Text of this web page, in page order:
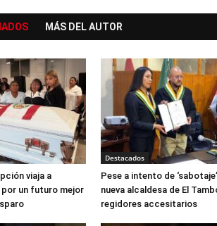
MÁS DEL AUTOR
viaja a
un futuro mejor
Destacados
Pese a intento de
nueva alcaldesa de El
regidores accesitarios